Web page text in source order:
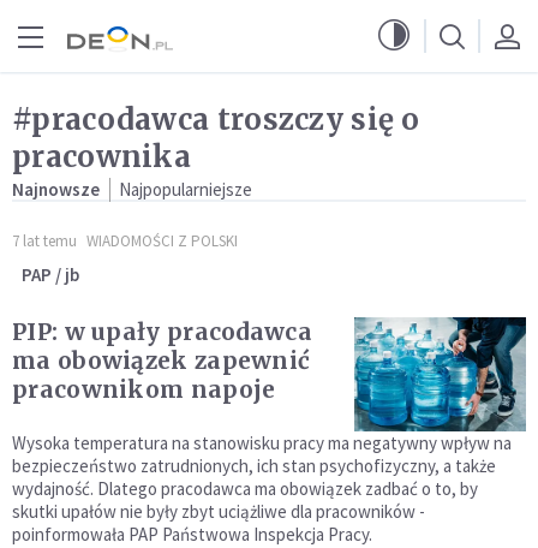
#pracodawca troszczy się o
pracownika
Najnowsze Najpopularniejsze
7 lat temu WIADOMOŚCI Z POLSKI
PAP / jb
PIP: w upały pracodawca
ma obowiązek zapewnić
pracownikom napoje
Wysoka temperatura na stanowisku pracy ma negatywny wpływ na
bezpieczeństwo zatrudnionych, ich stan psychofizyczny, a także
wydajność. Dlatego pracodawca ma obowiązek zadbać o to, by
skutki upałów nie były zbyt uciążliwe dla pracowników -
poinformowała PAP Państwowa Inspekcja Pracy.